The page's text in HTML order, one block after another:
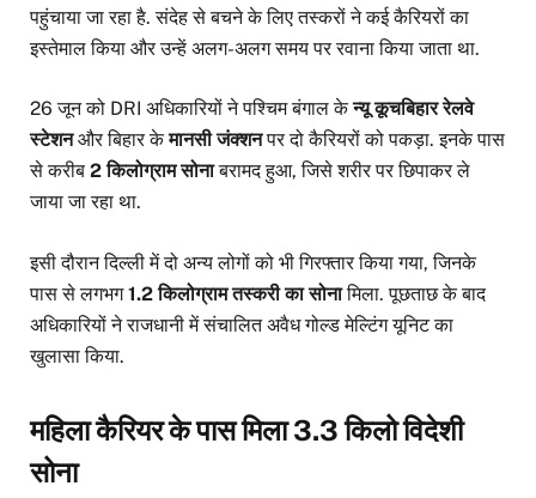
पहुंचाया जा रहा है. संदेह से बचने के लिए तस्करों ने कई कैरियरों का
इस्तेमाल किया और उन्हें अलग-अलग समय पर रवाना किया जाता था.
26 जून को DRI अधिकारियों ने पश्चिम बंगाल केन्यू कूचबिहार रेलवे
स्टेशनऔर बिहार केमानसी जंक्शनपर दो कैरियरों को पकड़ा. इनके पास
से करीब 2 किलोग्राम सोनाबरामद हुआ, जिसे शरीर पर छिपाकर ले
जाया जा रहा था.
इसी दौरान दिल्ली में दो अन्य लोगों को भी गिरफ्तार किया गया, जिनके
पास से लगभग1.2 किलोग्राम तस्करी का सोनामिला. पूछताछ के बाद
अधिकारियों ने राजधानी में संचालित अवैध गोल्ड मेल्टिंग यूनिट का
खुलासा किया.
महिला कैरियर के पास मिला 3.3 किलो विदेशी
सोना